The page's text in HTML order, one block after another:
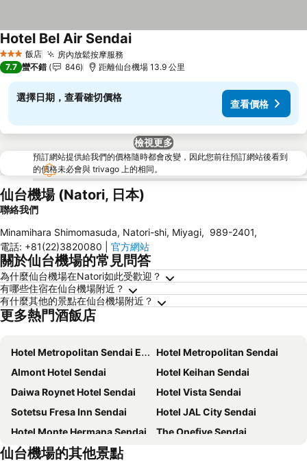
3 星級 飯店 房內放鬆按摩服務
Hotel Bel Air Sendai查看價格
7.7 蠻不錯 846 距離仙台機場 13.9 公里
選擇日期，查看確切價格
查看價格
檢視更多
預訂網站提供給我們的價格隨時都會改變，因此您前往預訂網站後看到
的價格未必會與 trivago 上的相同。
仙台機場 (Natori, 日本)
聯絡我們
Minamihara Shimomasuda, Natori-shi, Miyagi, 989-2401,
電話: +81(22)3820080 官方網站
關於仙台機場的常見問答
為什麼仙台機場在Natori如此受歡迎？
有哪些住宿在仙台機場附近？
有什麼其他的景點在仙台機場附近？
更多熱門酒飯店
Hotel Metropolitan Sendai East
Hotel Metropolitan Sendai
Almont Hotel Sendai
Hotel Keihan Sendai
Daiwa Roynet Hotel Sendai
Hotel Vista Sendai
Sotetsu Fresa Inn Sendai
Hotel JAL City Sendai
Hotel Monte Hermana Sendai
The Onefive Sendai
Hotel Mayflower Sendai
仙台機場的其他景點